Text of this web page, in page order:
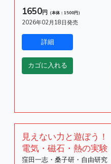
1650円 （本体：1500円）
2026年02月18日発売
見えない力と遊ぼう！
電気・磁石・熱の実験
窪田一志・桑子研・自由研究